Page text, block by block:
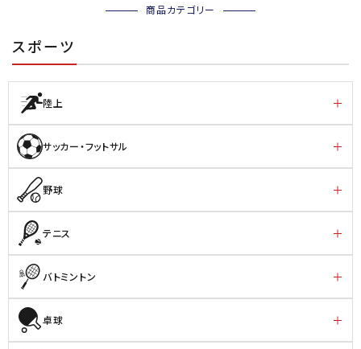
商品カテゴリー
スポーツ
陸上
サッカー・フットサル
野球
テニス
バトミントン
卓球